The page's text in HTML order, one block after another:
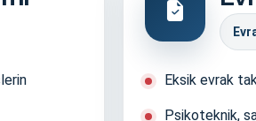
Eksik evrak
Psikoteknik,